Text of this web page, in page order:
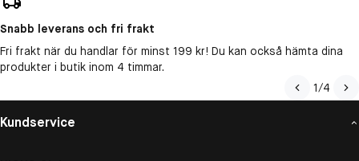
Snabb leverans och fri frakt
Fri frakt när du handlar för minst 199 kr! Du kan också hämta dina
produkter i butik inom 4 timmar.
1/4
Kundservice